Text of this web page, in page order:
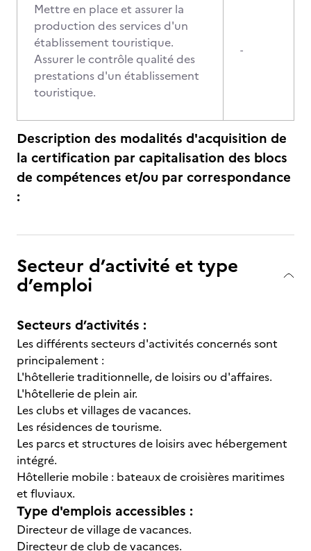
Mettre en place et assurer la
production des services d'un
établissement touristique.
Assurer le contrôle qualité des
prestations d'un établissement
touristique.
-
Description des modalités d'acquisition de
la certification par capitalisation des blocs
de compétences et/ou par correspondance
:
Secteur d’activité et type
d’emploi
Secteurs d’activités :
Les différents secteurs d'activités concernés sont
principalement :
L'hôtellerie traditionnelle, de loisirs ou d'affaires.
L'hôtellerie de plein air.
Les clubs et villages de vacances.
Les résidences de tourisme.
Les parcs et structures de loisirs avec hébergement
intégré.
Hôtellerie mobile : bateaux de croisières maritimes
et fluviaux.
Type d'emplois accessibles :
Directeur de village de vacances.
Directeur de club de vacances.